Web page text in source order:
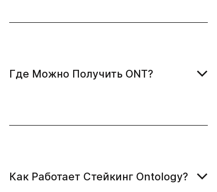
Где Можно Получить ONT?
Как Работает Стейкинг Ontology?